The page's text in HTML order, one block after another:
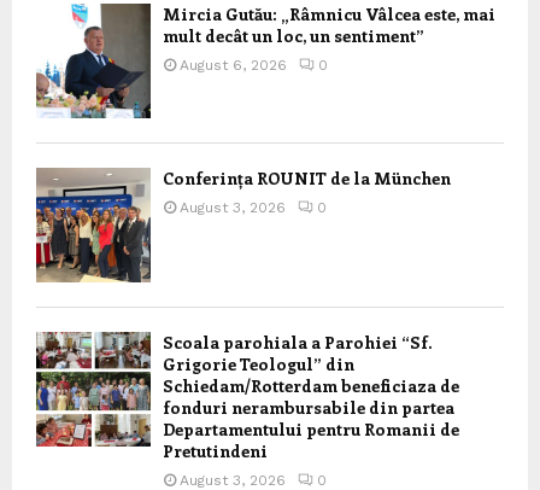
Mircia Gutău: „Râmnicu Vâlcea este, mai
mult decât un loc, un sentiment”
August 6, 2026 0
Conferința ROUNIT de la München
August 3, 2026 0
Scoala parohiala a Parohiei “Sf.
Grigorie Teologul” din
Schiedam/Rotterdam beneficiaza de
fonduri nerambursabile din partea
Departamentului pentru Romanii de
Pretutindeni
August 3, 2026 0